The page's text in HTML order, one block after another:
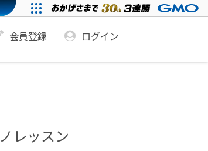
会員登録 ログイン
レッスン